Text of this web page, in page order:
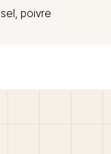
sel, poivre